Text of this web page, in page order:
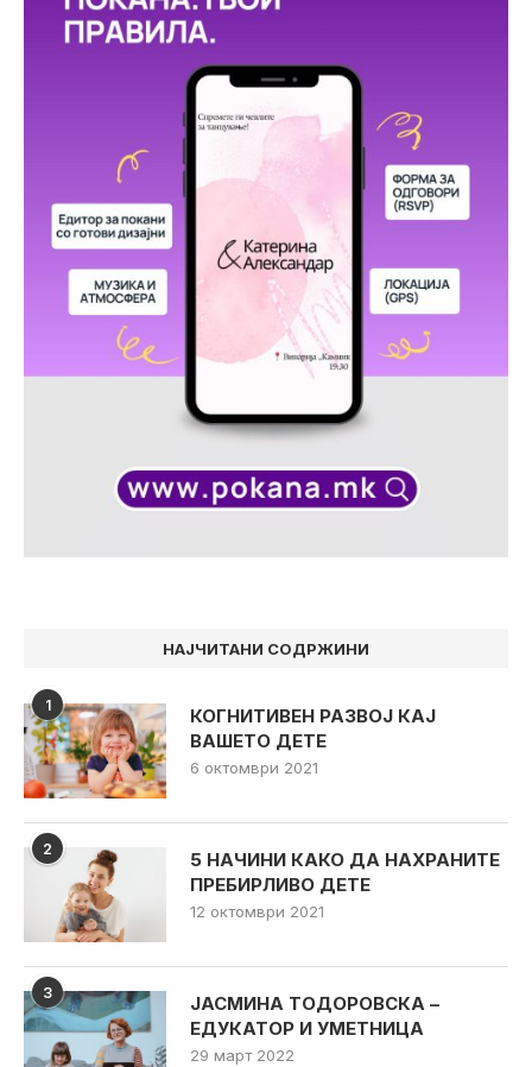
НАЈЧИТАНИ СОДРЖИНИ
1
КОГНИТИВЕН РАЗВОЈ КАЈ
ВАШЕТО ДЕТЕ
6 октомври 2021
2
5 НАЧИНИ КАКО ДА НАХРАНИТЕ
ПРЕБИРЛИВО ДЕТЕ
12 октомври 2021
3
ЈАСМИНА ТОДОРОВСКА –
ЕДУКАТОР И УМЕТНИЦА
29 март 2022